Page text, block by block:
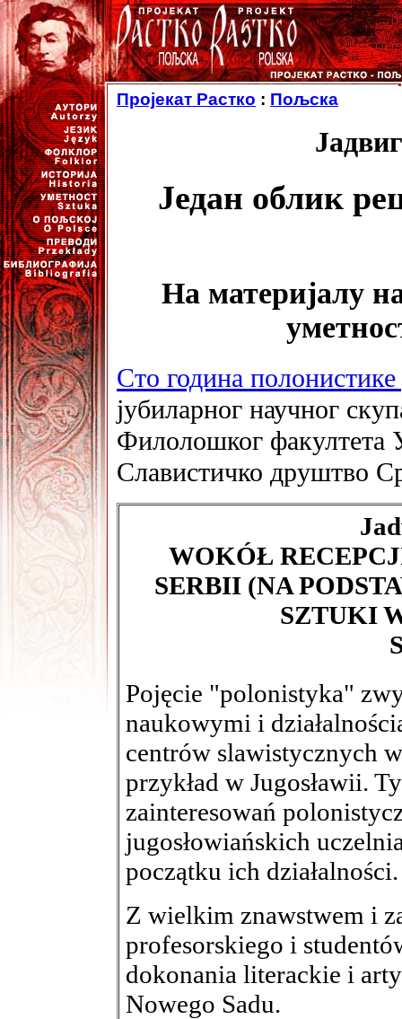
Пројекат Растко : Пољска
Један облик
На материјалу
Сто година
јубиларног научног
Филолошког факултета
Славистичко друштво
WOKÓŁ
SERBII (NA
SZTUKI
Pojęcie "polonistyka"
naukowymi i
centrów slawistycznych
przykład w Jugosławii.
zainteresowań
jugosłowiańskich
początku ich działalności.
Z wielkim znawstwem i
profesorskiego i
dokonania literackie i
Nowego Sadu.